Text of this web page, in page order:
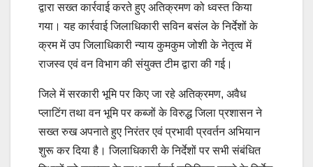
द्वारा सख्त कार्रवाई करते हुए अतिक्रमण को ध्वस्त किया
गया। यह कार्रवाई जिलाधिकारी सविन बसंल के निर्देशों के
क्रम में उप जिलाधिकारी न्याय कुमकुम जोशी के नेतृत्व में
राजस्व एवं वन विभाग की संयुक्त टीम द्वारा की गई।
जिले में सरकारी भूमि पर किए जा रहे अतिक्रमण, अवैध
प्लाटिंग तथा वन भूमि पर कब्जों के विरुद्ध जिला प्रशासन ने
सख्त रुख अपनाते हुए निरंतर एवं प्रभावी प्रवर्तन अभियान
शुरू कर दिया है। जिलाधिकारी के निर्देशों पर सभी संबंधित